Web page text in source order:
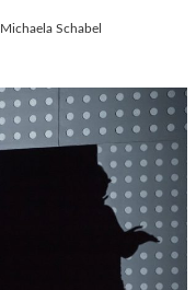
Michaela Schabel